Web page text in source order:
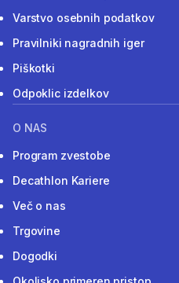
Varstvo osebnih podatkov
Pravilniki nagradnih iger
Piškotki
Odpoklic izdelkov
O NAS
Program zvestobe
Decathlon Kariere
Več o nas
Trgovine
Dogodki